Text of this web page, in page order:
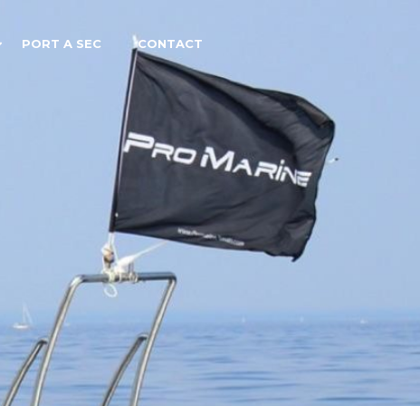
PORT A SEC CONTACT